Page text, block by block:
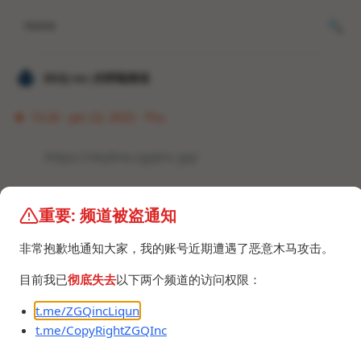
𝐙𝐆𝐐 ɪɴᴄ.的唠嗑频道
skyline，但我感觉还是原来的好看优雅，所以拿
Three.js的STL Loader自己仿照着搓了一个。
就是感觉不太像，暂时不适配竖屏。（能力有限
重要: 频道被盗通知
非常抱歉地通知大家，我的账号近期遭遇了恶意木马攻击。
目前我已彻底失去以下两个频道的访问权限：
t.me/ZGQincLiqun
t.me/CopyRightZGQInc